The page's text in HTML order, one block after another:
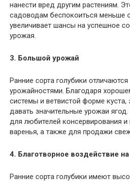
нанести вред другим растениям.
садоводам беспокоиться меньше
увеличивает шансы на успешное
урожая.
3. Большой урожай
Ранние сорта голубики
урожайностями. Благодаря
системы и ветвистой форме куста,
давать значительные урожаи
для любителей консервирования и
варенья, а также для продажи
4. Благотворное воздействие
Ранние сорта голубики имеют